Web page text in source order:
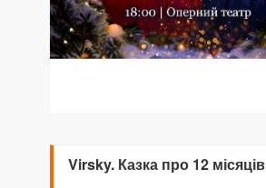
Virsky. Казка про 12 місяців